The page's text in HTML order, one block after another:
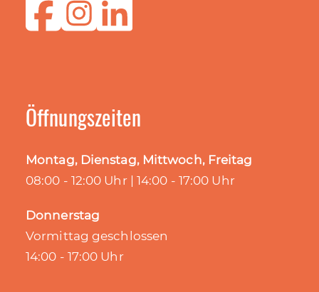
Öffnungszeiten
Montag, Dienstag, Mittwoch, Freitag
08:00 - 12:00 Uhr | 14:00 - 17:00 Uhr
Donnerstag
Vormittag geschlossen
14:00 - 17:00 Uhr